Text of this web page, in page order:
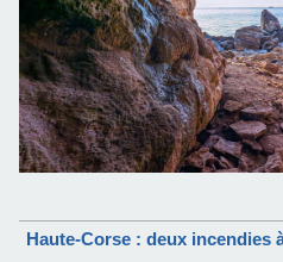
Haute-Corse : deux incendies